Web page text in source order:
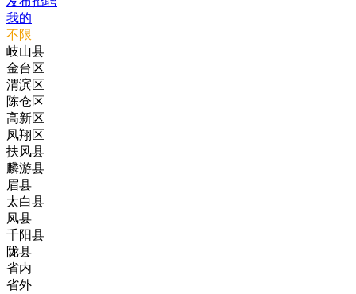
我的
不限
岐山县
金台区
渭滨区
陈仓区
高新区
凤翔区
扶风县
麟游县
眉县
太白县
凤县
千阳县
陇县
省内
省外